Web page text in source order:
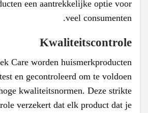
een aantrekkelijke optie voor
veel consumenten.
Kwaliteitscontrole
Care worden huismerkproducten
en gecontroleerd om te voldoen
kwaliteitsnormen. Deze strikte
verzekert dat elk product dat je